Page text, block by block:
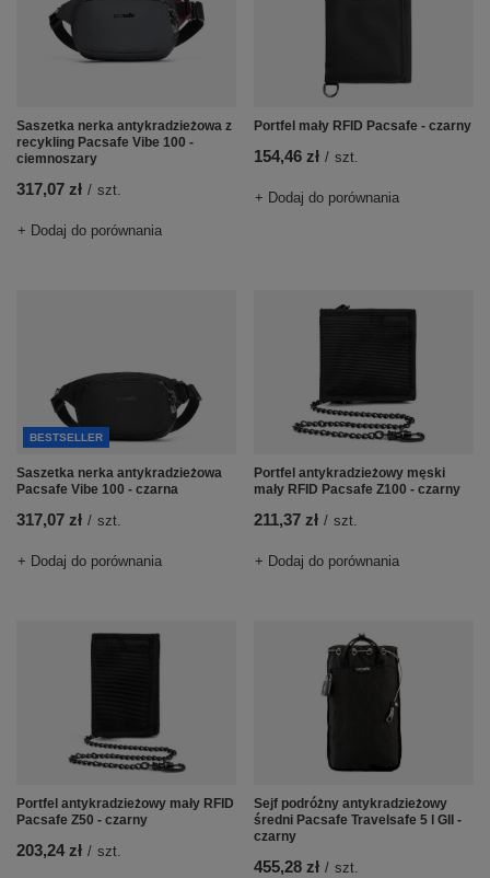
Saszetka nerka antykradzieżowa z
recykling Pacsafe Vibe 100 -
ciemnoszary
317,07 zł / szt.
+ Dodaj do porównania
Portfel mały RFID Pacsafe - czarny
154,46 zł / szt.
+ Dodaj do porównania
BESTSELLER
Saszetka nerka antykradzieżowa
Pacsafe Vibe 100 - czarna
317,07 zł / szt.
+ Dodaj do porównania
Portfel antykradzieżowy męski
mały RFID Pacsafe Z100 - czarny
211,37 zł / szt.
+ Dodaj do porównania
Portfel antykradzieżowy mały RFID
Pacsafe Z50 - czarny
203,24 zł / szt.
Sejf podróżny antykradzieżowy
średni Pacsafe Travelsafe 5 l GII -
czarny
455,28 zł / szt.